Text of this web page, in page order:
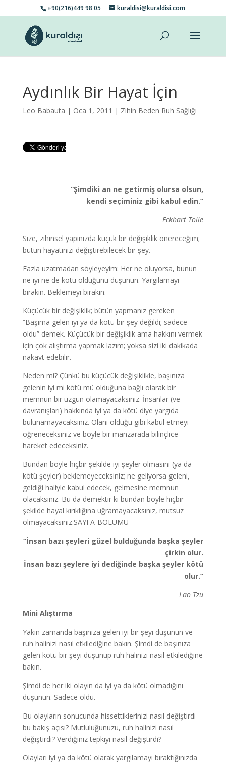
+90(216)449 98 05 kuraldisi@kuraldisi.com
Aydınlık Bir Hayat İçin
Leo Babauta | Oca 1, 2011 | Zihin Beden Ruh Sağlığı
“Şimdiki an ne getirmiş olursa olsun,
kendi seçiminiz gibi kabul edin.”
Eckhart Tolle
Size, zihinsel yapınızda küçük bir değişiklik önereceğim;
bütün hayatınızı değiştirebilecek bir şey.
Fazla uzatmadan söyleyeyim: Her ne oluyorsa, bunun
ne iyi ne de kötü olduğunu düşünün. Yargılamayı
bırakın. Beklemeyi bırakın.
Küçücük bir değişiklik; bütün yapmanız gereken
“Başıma gelen iyi ya da kötü bir şey değildi; sadece
oldu” demek. Küçücük bir değişiklik ama hakkını vermek
için çok alıştırma yapmak lazım; yoksa sizi iki dakikada
nakavt edebilir.
Neden mi? Çünkü bu küçücük değişiklikle, başınıza
gelenin iyi mi kötü mü olduğuna bağlı olarak bir
memnun bir üzgün olamayacaksınız. İnsanlar (ve
davranışları) hakkında iyi ya da kötü diye yargıda
bulunamayacaksınız. Olanı olduğu gibi kabul etmeyi
öğreneceksiniz ve böyle bir manzarada bilinçlice
hareket edeceksiniz.
Bundan böyle hiçbir şekilde iyi şeyler olmasını (ya da
kötü şeyler) beklemeyeceksiniz; ne geliyorsa geleni,
geldiği haliyle kabul edecek, gelmesine memnun
olacaksınız. Bu da demektir ki bundan böyle hiçbir
şekilde hayal kırıklığına uğramayacaksınız, mutsuz
olmayacaksınız.SAYFA-BOLUMU
“İnsan bazı şeyleri güzel bulduğunda başka şeyler
çirkin olur.
İnsan bazı şeylere iyi dediğinde başka şeyler kötü
olur.”
Lao Tzu
Mini Alıştırma
Yakın zamanda başınıza gelen iyi bir şeyi düşünün ve
ruh halinizi nasıl etkilediğine bakın. Şimdi de başınıza
gelen kötü bir şeyi düşünüp ruh halinizi nasıl etkilediğine
bakın.
Şimdi de her iki olayın da iyi ya da kötü olmadığını
düşünün. Sadece oldu.
Bu olayların sonucunda hissettiklerinizi nasıl değiştirdi
bu bakış açısı? Mutluluğunuzu, ruh halinizi nasıl
değiştirdi? Verdiğiniz tepkiyi nasıl değiştirdi?
Olayları iyi ya da kötü olarak yargılamayı bıraktığınızda